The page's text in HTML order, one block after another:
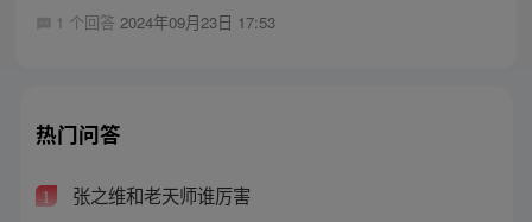
1 个回答 2024年09月23日 17:53
热门问答
1 张之维和老天师谁厉害